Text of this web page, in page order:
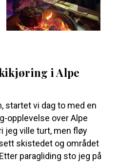
i Alpe
startet vi dag to med en
opplevelse over Alpe
jeg ville turt, men fløy
skistedet og området
paragliding sto jeg på